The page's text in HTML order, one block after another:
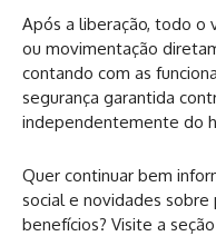
Após a liberação, todo o
ou movimentação
contando com as
segurança garantida
independentemente do
Quer continuar bem
social e novidades
benefícios? Visite a